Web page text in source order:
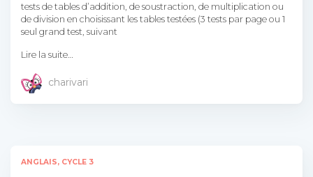
tests de tables d’addition, de soustraction, de multiplication ou
de division en choisissant les tables testées (3 tests par page ou 1
seul grand test, suivant
Lire la suite…
charivari
ANGLAIS CYCLE 3